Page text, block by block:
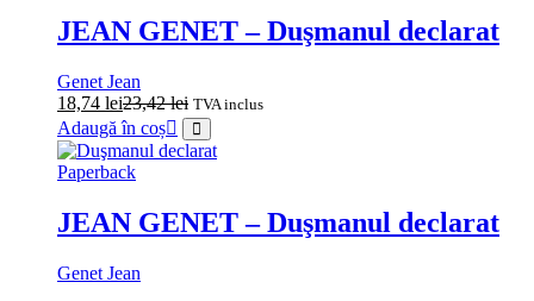
JEAN GENET – Duşmanul declarat
Genet Jean
18,74 lei23,42lei TVA inclus
Adaugă în coș
Paperback
JEAN GENET – Duşmanul declarat
Genet Jean